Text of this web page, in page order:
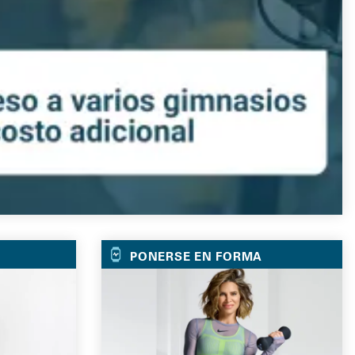
PONERSE EN FORMA